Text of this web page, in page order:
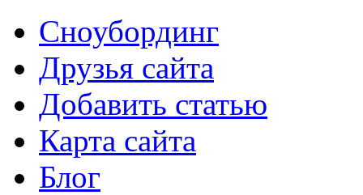
Сноубординг
Друзья сайта
Добавить статью
Карта сайта
Блог